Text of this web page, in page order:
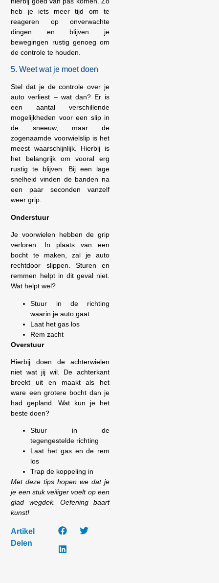
heb je iets meer tijd om te
reageren op onverwachte
dingen en blijven je
bewegingen rustig genoeg om
de controle te houden.
5. Weet wat je moet doen
Stel dat je de controle over je
auto verliest – wat dan? Er is
een aantal verschillende
mogelijkheden voor een slip in
de sneeuw, maar de
zogenaamde voorwielslip is het
meest waarschijnlijk. Hierbij is
het belangrijk om vooral erg
rustig te blijven. Bij een lage
snelheid vinden de banden na
een paar seconden vanzelf
weer grip.
Onderstuur
Je voorwielen hebben de grip
verloren. In plaats van een
bocht te maken, zal je auto
rechtdoor slippen. Sturen en
remmen helpt in dit geval niet.
Wat helpt wel?
Stuur in de richting
waarin je auto gaat
Laat het gas los
Rem zacht
Overstuur
Hierbij doen de achterwielen
niet wat jij wil. De achterkant
breekt uit en maakt als het
ware een grotere bocht dan je
had gepland. Wat kun je het
beste doen?
Stuur in de
tegengestelde richting
Laat het gas en de rem
los
Trap de koppeling in
Met deze tips hopen we dat je
je een stuk veiliger voelt op een
glad wegdek. Oefening baart
kunst!
Artikel
Delen